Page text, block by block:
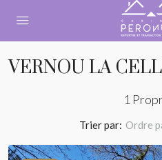
VERNOU LA
1
Trier par: Ordre